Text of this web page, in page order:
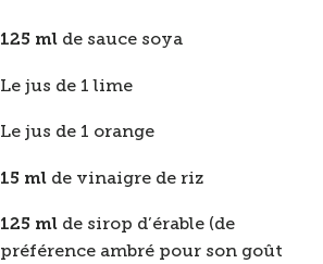
125 ml de sauce soya
Le jus de 1 lime
Le jus de 1 orange
15 ml de vinaigre de riz
125 ml de sirop d’érable (de
préférence ambré pour son goût